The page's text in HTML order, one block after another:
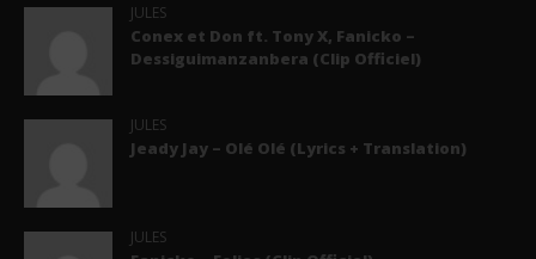
JULES
Conex et Don ft. Tony X, Fanicko –
Dessiguimanzanbera (Clip Officiel)
JULES
Jeady Jay – Olé Olé (Lyrics + Translation)
JULES